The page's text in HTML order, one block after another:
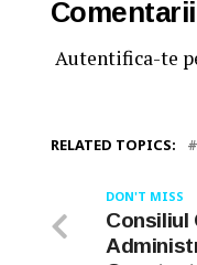
Autentifica-te
RELATED TOPICS:
DON'T MISS
Consiliul